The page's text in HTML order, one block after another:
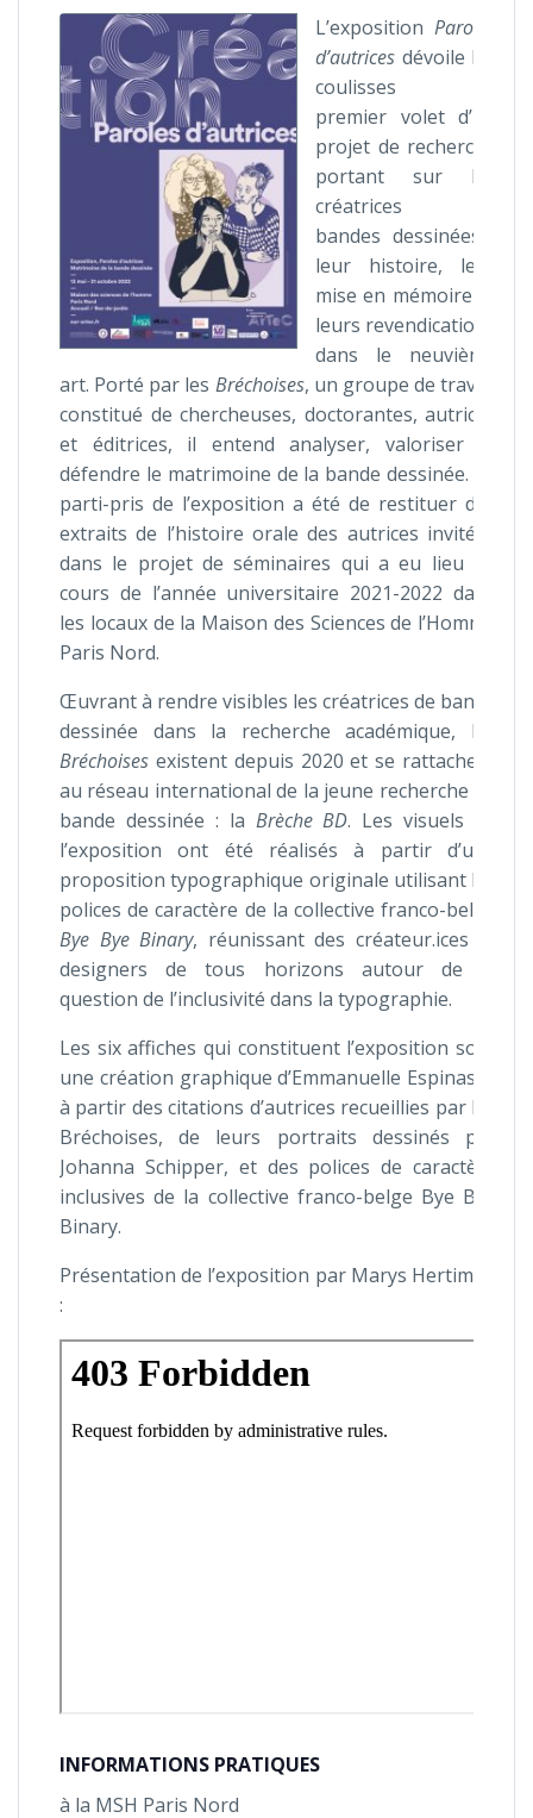
L’exposition Paroles
d’autrices dévoile les
coulisses du
premier volet d’un
projet de recherche
portant sur les
créatrices de
bandes dessinées :
leur histoire, leur
mise en mémoire et
leurs revendications
dans le neuvième
art. Porté par les Bréchoises, un groupe de travail
constitué de chercheuses, doctorantes, autrices
et éditrices, il entend analyser, valoriser et
défendre le matrimoine de la bande dessinée. Le
parti-pris de l’exposition a été de restituer des
extraits de l’histoire orale des autrices invitées
dans le projet de séminaires qui a eu lieu au
cours de l’année universitaire 2021-2022 dans
les locaux de la Maison des Sciences de l’Homme
Paris Nord.
Œuvrant à rendre visibles les créatrices de bande
dessinée dans la recherche académique, les
Bréchoises existent depuis 2020 et se rattachent
au réseau international de la jeune recherche en
bande dessinée : la Brèche BD. Les visuels de
l’exposition ont été réalisés à partir d’une
proposition typographique originale utilisant les
polices de caractère de la collective franco-belge
Bye Bye Binary, réunissant des créateur.ices et
designers de tous horizons autour de la
question de l’inclusivité dans la typographie.
Les six affiches qui constituent l’exposition sont
une création graphique d’Emmanuelle Espinasse
à partir des citations d’autrices recueillies par les
Bréchoises, de leurs portraits dessinés par
Johanna Schipper, et des polices de caractère
inclusives de la collective franco-belge Bye Bye
Binary.
Présentation de l’exposition par Marys Hertiman
:
INFORMATIONS PRATIQUES
à la MSH Paris Nord